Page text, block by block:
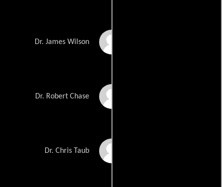
Dr. James Wilson
Dr. Robert Chase
Dr. Chris Taub